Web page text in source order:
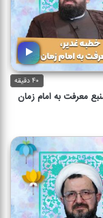
۴۰ دقیقه
معرفت به امام زمان